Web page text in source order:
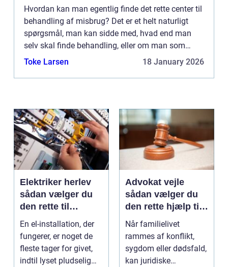
Hvordan kan man egentlig finde det rette center til
behandling af misbrug? Det er et helt naturligt
spørgsmål, man kan sidde med, hvad end man
selv skal finde behandling, eller om man som
pårørende skal finde et sted. For at hjælpe dig
Toke Larsen 18 January 2026
Elektriker herlev
sådan vælger du
den rette til
opgaven
En el-installation, der
fungerer, er noget de
fleste tager for givet,
indtil lyset pludselig
Advokat vejle
sådan vælger du
den rette hjælp til
familien
Når familielivet
rammes af konflikt,
sygdom eller dødsfald,
kan juridiske